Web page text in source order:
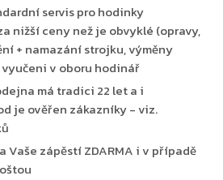
servis pro hodinky
nižší ceny než je obvyklé (opravy,
+ namazání strojku, výměny
v oboru hodinář
má tradici 22 let a i
je ověřen zákazníky - viz.
Vaše zápěstí ZDARMA i v případě